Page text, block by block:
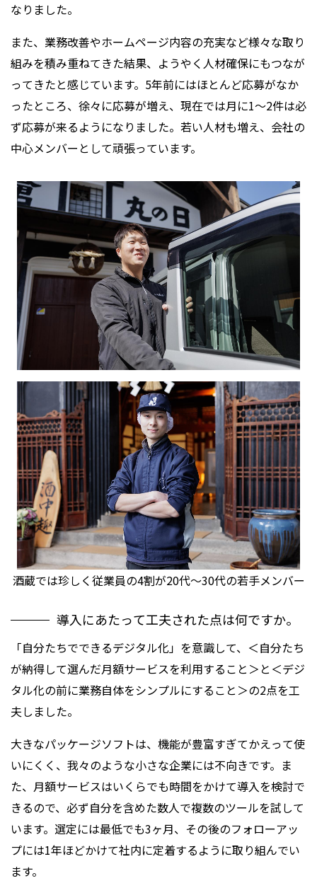
なりました。
また、業務改善やホームページ内容の充実など様々な取り
組みを積み重ねてきた結果、ようやく人材確保にもつなが
ってきたと感じています。5年前にはほとんど応募がなか
ったところ、徐々に応募が増え、現在では月に1～2件は必
ず応募が来るようになりました。若い人材も増え、会社の
中心メンバーとして頑張っています。
酒蔵では珍しく従業員の4割が20代～30代の若手メンバー
導入にあたって工夫された点は何ですか。
「自分たちでできるデジタル化」を意識して、＜自分たち
が納得して選んだ月額サービスを利用すること＞と＜デジ
タル化の前に業務自体をシンプルにすること＞の2点を工
夫しました。
大きなパッケージソフトは、機能が豊富すぎてかえって使
いにくく、我々のような小さな企業には不向きです。ま
た、月額サービスはいくらでも時間をかけて導入を検討で
きるので、必ず自分を含めた数人で複数のツールを試して
います。選定には最低でも3ヶ月、その後のフォローアッ
プには1年ほどかけて社内に定着するように取り組んでい
ます。